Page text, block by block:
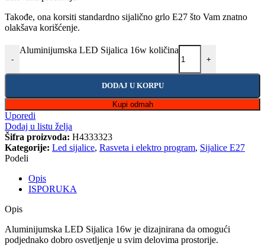
Takođe, ona korsiti standardno sijalično grlo E27 što Vam znatno
olakšava korišćenje.
-
Aluminijumska LED Sijalica 16w količina
+
DODAJ U KORPU
Kupi odmah
Uporedi
Dodaj u listu želja
Šifra proizvoda: H4333323
Kategorije: Led sijalice, Rasveta i elektro program, Sijalice E27
Podeli
Opis
ISPORUKA
Opis
Aluminijumska LED Sijalica 16w je dizajnirana da omogući
podjednako dobro osvetljenje u svim delovima prostorije.